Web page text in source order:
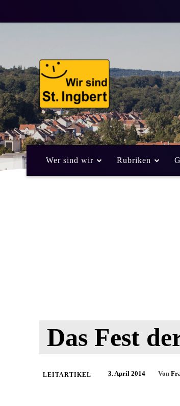
Wer sind wir Rubriken
Das Fest
LEITARTIKEL 3. April 2014 Von